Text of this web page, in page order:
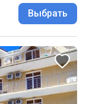
Выбрать